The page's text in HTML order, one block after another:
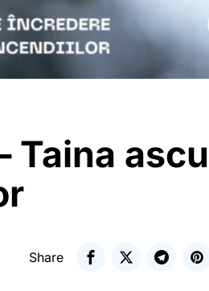
Taina
Share